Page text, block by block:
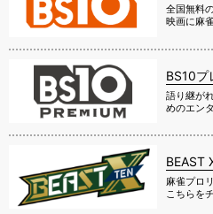
全国無料
映画に麻
BS10プ
語り継が
めのエン
BEAST
麻雀プロ
こちらを